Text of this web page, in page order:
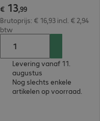
€ 13,99
Brutoprijs: € 16,93 incl. € 2,94
btw
Levering vanaf 11.
augustus
Nog slechts enkele
artikelen op voorraad.